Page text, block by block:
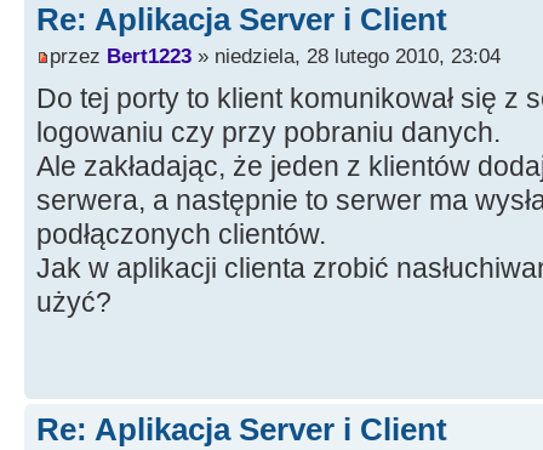
Re: Aplikacja Server i Client
przez Bert1223 » niedziela, 28 lutego 2010, 23:04
Do tej porty to klient komunikował się z
logowaniu czy przy pobraniu danych.
Ale zakładając, że jeden z klientów
serwera, a następnie to serwer ma
podłączonych clientów.
Jak w aplikacji clienta zrobić
użyć?
Re: Aplikacja Server i Client